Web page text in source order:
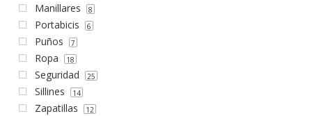
Manillares 8
Portabicis 6
Puños 7
Ropa 18
Seguridad 25
Sillines 14
Zapatillas 12